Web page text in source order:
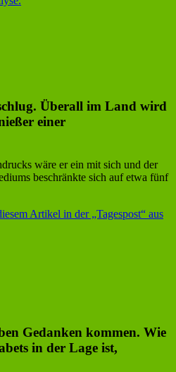
Überall im Land wird
einer
wäre er ein mit sich und der
beschränkte sich auf etwa fünf
Artikel in der „Tagespost“ aus
Gedanken kommen. Wie
in der Lage ist,